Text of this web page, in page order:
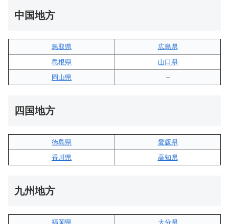
中国地方
鳥取県
広島県
島根県
山口県
岡山県
–
四国地方
徳島県
愛媛県
香川県
高知県
九州地方
福岡県 大分県